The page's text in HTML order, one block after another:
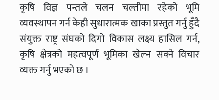
कृषि विज्ञ पन्तले चलन चल्तीमा रहेको भूमि
व्यवस्थापन गर्न केही सुधारात्मक खाका प्रस्तुत गर्नु हुँदै
संयुक्त राष्ट्र संघको दिगो विकास लक्ष्य हासिल गर्न,
कृषि क्षेत्रको महत्वपूर्ण भूमिका खेल्न सक्ने विचार
व्यक्त गर्नु भएको छ ।